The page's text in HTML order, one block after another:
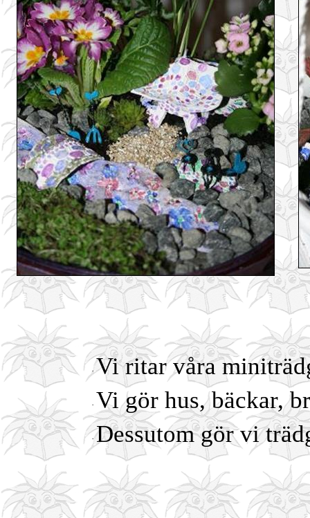
· Vi ritar våra
· Vi gör hus, bäckar,
· Dessutom gör vi